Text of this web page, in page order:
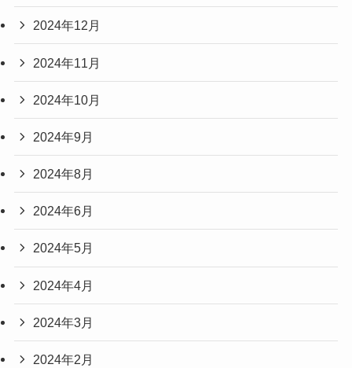
2024年12月
2024年11月
2024年10月
2024年9月
2024年8月
2024年6月
2024年5月
2024年4月
2024年3月
2024年2月